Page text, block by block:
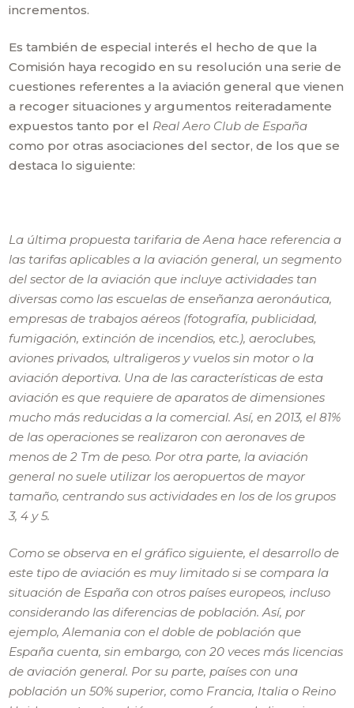
incrementos.
Es también de especial interés el hecho de que la
Comisión haya recogido en su resolución una serie de
cuestiones referentes a la aviación general que vienen
a recoger situaciones y argumentos reiteradamente
expuestos tanto por el Real Aero Club de España
como por otras asociaciones del sector, de los que se
destaca lo siguiente:
La última propuesta tarifaria de Aena hace referencia a
las tarifas aplicables a la aviación general, un segmento
del sector de la aviación que incluye actividades tan
diversas como las escuelas de enseñanza aeronáutica,
empresas de trabajos aéreos (fotografía, publicidad,
fumigación, extinción de incendios, etc.), aeroclubes,
aviones privados, ultraligeros y vuelos sin motor o la
aviación deportiva. Una de las características de esta
aviación es que requiere de aparatos de dimensiones
mucho más reducidas a la comercial. Así, en 2013, el 81%
de las operaciones se realizaron con aeronaves de
menos de 2 Tm de peso. Por otra parte, la aviación
general no suele utilizar los aeropuertos de mayor
tamaño, centrando sus actividades en los de los grupos
3, 4 y 5.
Como se observa en el gráfico siguiente, el desarrollo de
este tipo de aviación es muy limitado si se compara la
situación de España con otros países europeos, incluso
considerando las diferencias de población. Así, por
ejemplo, Alemania con el doble de población que
España cuenta, sin embargo, con 20 veces más licencias
de aviación general. Por su parte, países con una
población un 50% superior, como Francia, Italia o Reino